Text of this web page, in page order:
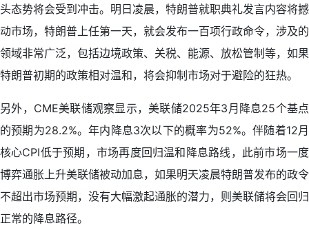
头态势将会受到冲击。明日凌晨，特朗普就职典礼发言内容将撼
动市场，特朗普上任第一天，就会发布一百项行政命令，涉及的
领域非常广泛，包括边境政策、关税、能源、放松管制等，如果
特朗普初期的政策相对温和，将会抑制市场对于避险的狂热。
另外，CME美联储观察显示，美联储2025年3月降息25个基点
的预期为28.2%。年内降息3次以下的概率为52%。伴随着12月
核心CPI低于预期，市场再度回归温和降息路线，此前市场一度
博弈通胀上升美联储被动加息，如果明天凌晨特朗普发布的政令
不超出市场预期，没有大幅激起通胀的潜力，则美联储将会回归
正常的降息路径。